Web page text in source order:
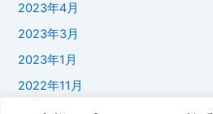
2023年4月
2023年3月
2023年1月
2022年11月